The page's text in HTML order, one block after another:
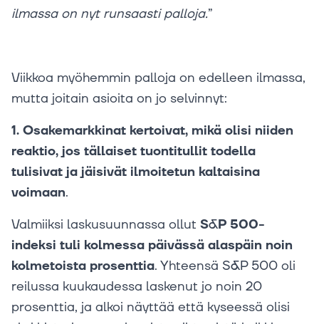
ilmassa on nyt runsaasti palloja.”
Viikkoa myöhemmin palloja on edelleen ilmassa,
mutta joitain asioita on jo selvinnyt:
1. Osakemarkkinat kertoivat, mikä olisi niiden
reaktio, jos tällaiset tuontitullit todella
tulisivat ja jäisivät ilmoitetun kaltaisina
voimaan.
Valmiiksi laskusuunnassa ollut S&P 500-
indeksi tuli kolmessa päivässä alaspäin noin
kolmetoista prosenttia. Yhteensä S&P 500 oli
reilussa kuukaudessa laskenut jo noin 20
prosenttia, ja alkoi näyttää että kyseessä olisi